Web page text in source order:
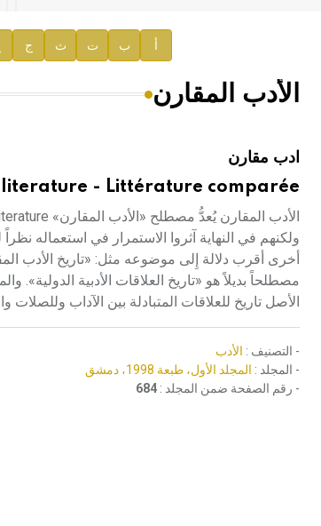
إعلان..
هيئة الموسوعة العربية تطلق موسوعات
أ ب ت ث ج
الأدب المقارن
ادب مقارن
- Littérature comparée
مصطلحاً بديلاً هو «تاريخ العلاقات الأدبية
الأصل تاريخ للعلاقات المتبادلة بين الآداب
- التصنيف : الأدب
- المجلد : المجلد الأول، طبعة 1998، دمشق
- رقم الصفحة ضمن المجلد : 684